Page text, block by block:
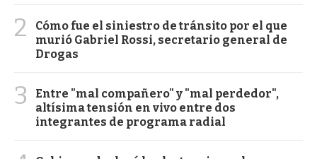
2
Cómo fue el siniestro de tránsito por el que
murió Gabriel Rossi, secretario general de
Drogas
3
Entre "mal compañero" y "mal perdedor",
altísima tensión en vivo entre dos
integrantes de programa radial